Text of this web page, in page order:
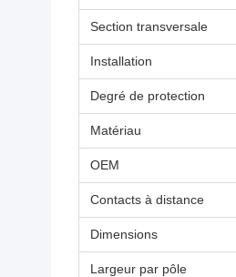
Section transversale
Installation
Degré de protection
Matériau
OEM
Contacts à distance
Dimensions
Largeur par pôle